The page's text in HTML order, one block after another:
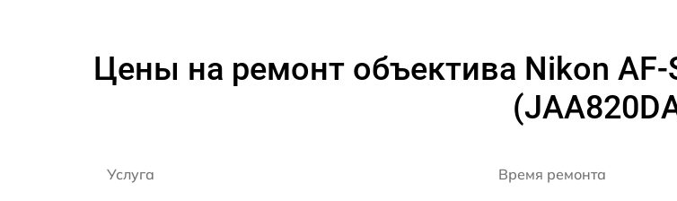
Цены на ремонт объектива Nikon AF-
Услуга Время ремонта